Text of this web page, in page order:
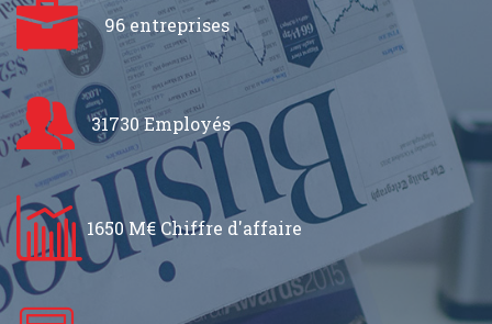
96 entreprises
31730 Employés
1650 M€ Chiffre d'affaire